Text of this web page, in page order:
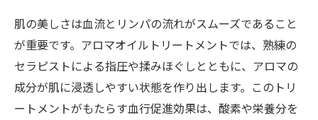
肌の美しさは血流とリンパの流れがスムーズであること
が重要です。アロマオイルトリートメントでは、熟練の
セラピストによる指圧や揉みほぐしとともに、アロマの
成分が肌に浸透しやすい状態を作り出します。このトリ
ートメントがもたらす血行促進効果は、酸素や栄養分を